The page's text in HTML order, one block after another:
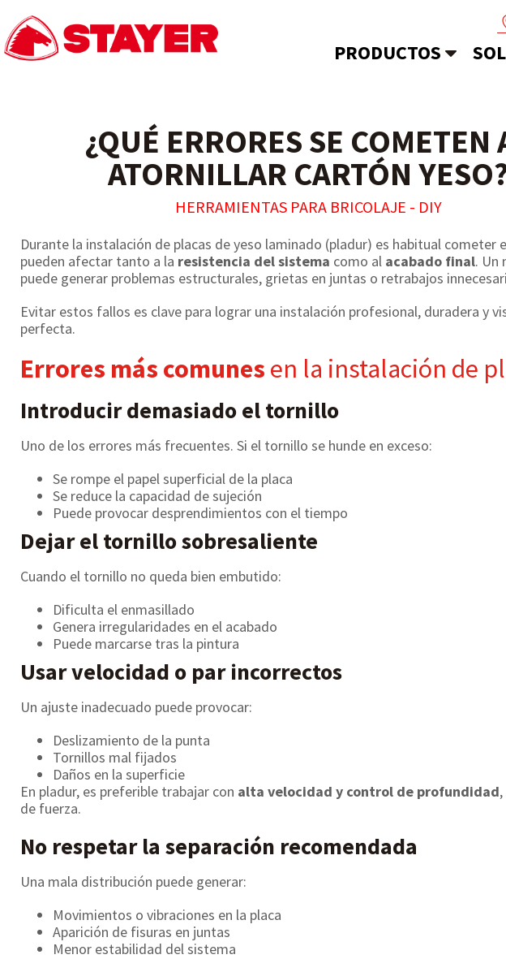
PRODUCTOS
¿QUÉ ERRORES SE COMETEN
ATORNILLAR CARTÓN
HERRAMIENTAS PARA BRICOLAJE - DIY
Durante la instalación de placas de yeso laminado (pladur) es habitual cometer
pueden afectar tanto a la resistencia del sistema como al acabado final. Un
puede generar problemas estructurales, grietas en juntas o retrabajos
Evitar estos fallos es clave para lograr una instalación profesional, duradera y
perfecta.
Errores más comunes en la instalación de
Introducir demasiado el tornillo
Uno de los errores más frecuentes. Si el tornillo se hunde en exceso:
Se rompe el papel superficial de la placa
Se reduce la capacidad de sujeción
Puede provocar desprendimientos con el tiempo
Dejar el tornillo sobresaliente
Cuando el tornillo no queda bien embutido:
Dificulta el enmasillado
Genera irregularidades en el acabado
Puede marcarse tras la pintura
Usar velocidad o par incorrectos
Un ajuste inadecuado puede provocar:
Deslizamiento de la punta
Tornillos mal fijados
Daños en la superficie
En pladur, es preferible trabajar con alta velocidad y control de profundidad
de fuerza.
No respetar la separación recomendada
Una mala distribución puede generar:
Movimientos o vibraciones en la placa
Aparición de fisuras en juntas
Menor estabilidad del sistema